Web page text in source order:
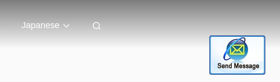
Japanese